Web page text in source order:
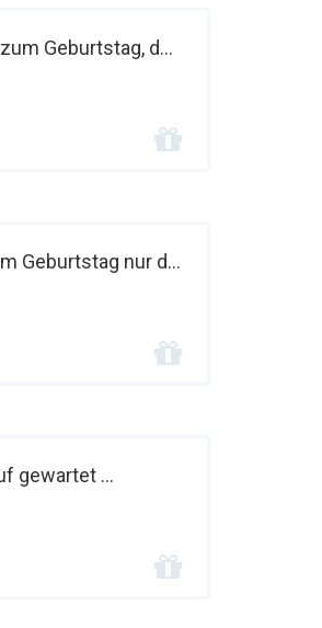
Geburtstag, d...
Geburtstag nur d...
gewartet ...